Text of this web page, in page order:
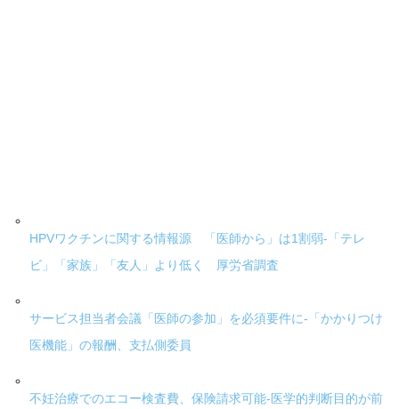
HPVワクチンに関する情報源 「医師から」は1割弱-「テレ
ビ」「家族」「友人」より低く 厚労省調査
サービス担当者会議「医師の参加」を必須要件に-「かかりつけ
医機能」の報酬、支払側委員
不妊治療でのエコー検査費、保険請求可能-医学的判断目的が前